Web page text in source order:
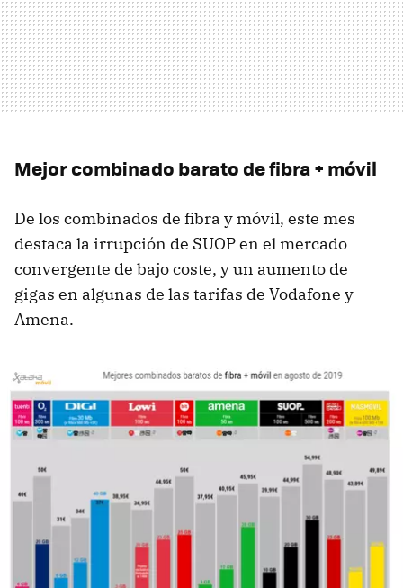
Mejor combinado barato de fibra + móvil
De los combinados de fibra y móvil, este mes
destaca la irrupción de SUOP en el mercado
convergente de bajo coste, y un aumento de
gigas en algunas de las tarifas de Vodafone y
Amena.